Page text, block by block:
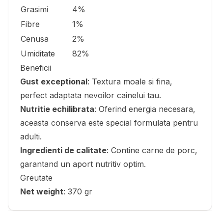
Grasimi
4%
Fibre
1%
Cenusa
2%
Umiditate
82%
Beneficii
Gust exceptional: Textura moale si fina,
perfect adaptata nevoilor cainelui tau.
Nutritie echilibrata: Oferind energia necesara,
aceasta conserva este special formulata pentru
adulti.
Ingredienti de calitate: Contine carne de porc,
garantand un aport nutritiv optim.
Greutate
Net weight: 370 gr